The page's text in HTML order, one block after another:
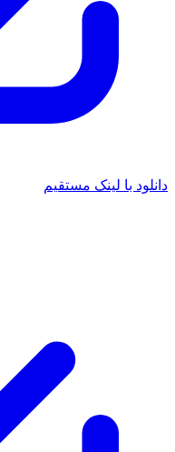
با لینک مستقیم